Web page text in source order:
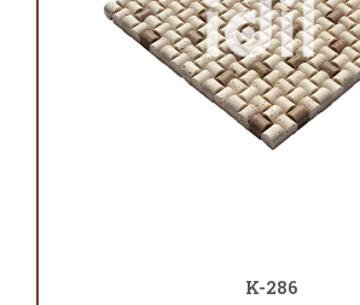
K-286